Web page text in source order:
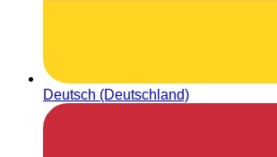
Deutsch (Deutschland)